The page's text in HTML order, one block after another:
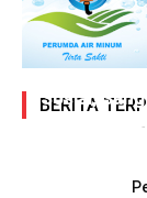
BERITA
Adegan
Sosial,
-